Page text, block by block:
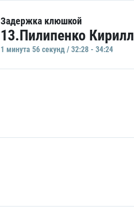
Задержка клюшкой
13.Пилипенко Кирилл
1 минутa 56 секунд / 32:28 - 34:24